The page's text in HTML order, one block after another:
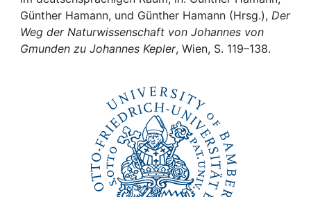
Help
Günther Hamann, und Günther Hamann (Hrsg.), Der
Weg der Naturwissenschaft von Johannes von
Gmunden zu Johannes Kepler, Wien, S. 119–138.